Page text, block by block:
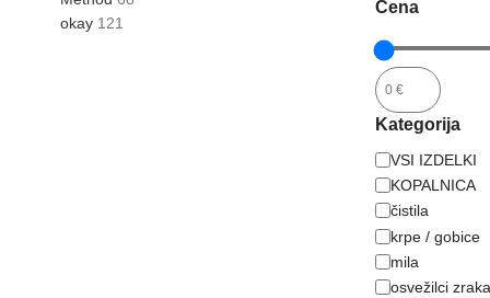
okay 121
Cena
Kategorija
VSI IZDELKI
KOPALNICA
čistila
krpe / gobice
mila
osvežilci zraka